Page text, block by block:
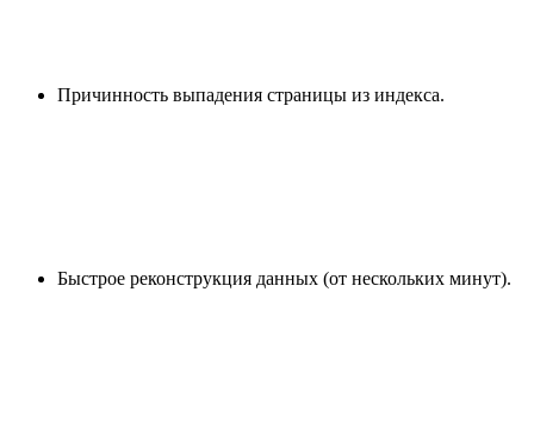
Причинность выпадения страницы из индекса.
Быстрое реконструкция данных (от нескольких минут).